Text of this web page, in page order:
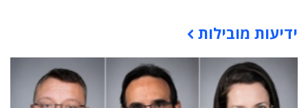
תוכן פרסומי
ידיעות מובילות